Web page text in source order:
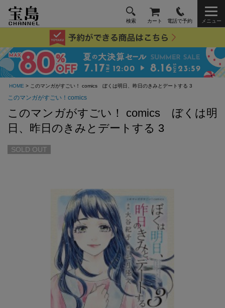
検索 カート 電話で予約 メニュー
HOME > このマンガがすごい！ comics ぼくは明日、昨日のきみとデートする 3
このマンガがすごい！comics
このマンガがすごい！ comics ぼくは明
日、昨日のきみとデートする 3
SOLD OUT